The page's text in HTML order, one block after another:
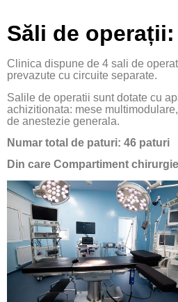
Săli de operații:
Clinica dispune de 4 sali de
prevazute cu circuite separate.
Salile de operatii sunt dotate cu
achizitionata: mese
de anestezie generala.
Numar total de paturi: 46 paturi
Din care Compartiment